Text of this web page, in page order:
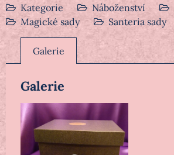
Kategorie Náboženství
Magické sady
Santeria sady
Galerie
Galerie